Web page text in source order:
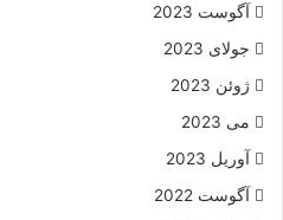
آگوست 2023
جولای 2023
ژوئن 2023
می 2023
آوریل 2023
آگوست 2022